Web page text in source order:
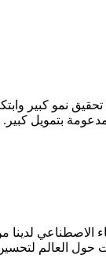
نمو كبير
بتمويل كبير.
الاصطناعي
حول العالم